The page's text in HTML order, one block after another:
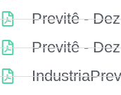
Previtê -
Previtê -